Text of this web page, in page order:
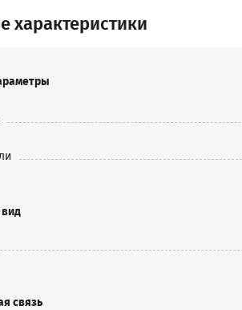
характеристики
связь